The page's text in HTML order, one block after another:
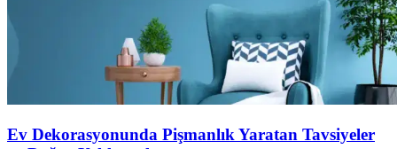
Ev Dekorasyonunda Pişmanlık Yaratan Tavsiyeler